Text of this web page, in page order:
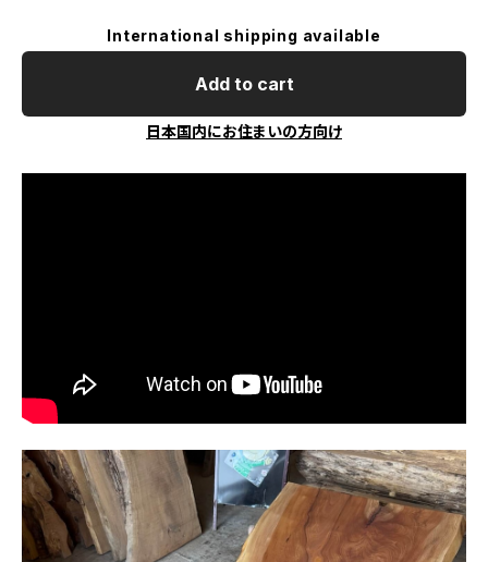
International shipping available
Add to cart
日本国内にお住まいの方向け